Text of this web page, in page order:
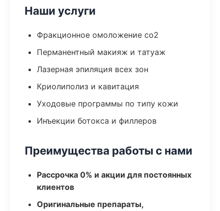
Наши услуги
Фракционное омоложение co2
Перманентный макияж и татуаж
Лазерная эпиляция всех зон
Криолиполиз и кавитация
Уходовые программы по типу кожи
Инъекции ботокса и филлеров
Преимущества работы с нами
Рассрочка 0% и акции для постоянных
клиентов
Оригинальные препараты,